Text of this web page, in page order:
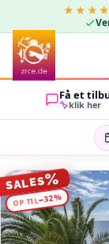
Få et
klik her
GÆSTER
SALES%
OP TIL−32%